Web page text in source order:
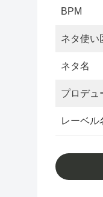
BPM
ネタ使い
ネタ名
プロデュ
レーベル